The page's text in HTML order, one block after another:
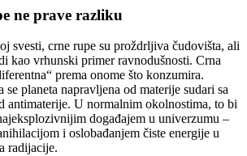
ne prave razliku
svesti, crne rupe su proždrljiva čudovišta, ali
kao vrhunski primer ravnodušnosti. Crna
prema onome što konzumira.
se planeta napravljena od materije sudari sa
antimaterije. U normalnim okolnostima, to bi
događajem u univerzumu –
i oslobađanjem čiste energije u
radijacije.